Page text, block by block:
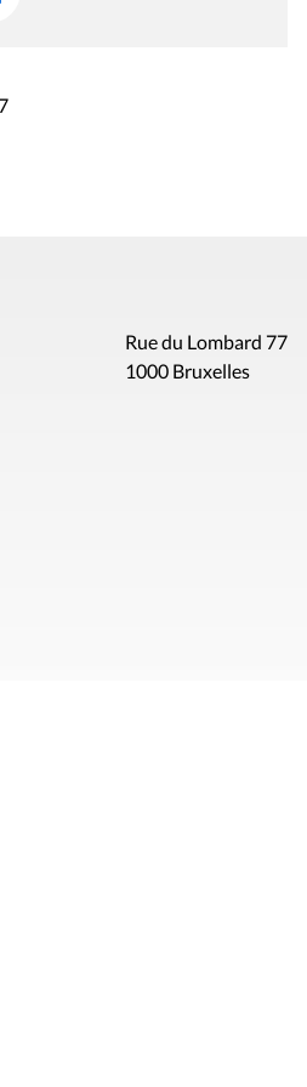
Rue du Lombard 77
1000 Bruxelles